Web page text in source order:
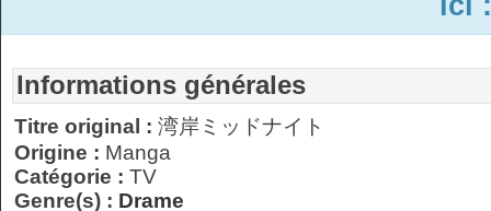
Informations générales
Titre original : 湾岸ミッドナイト
Origine : Manga
Catégorie : TV
Genre(s) : Drame